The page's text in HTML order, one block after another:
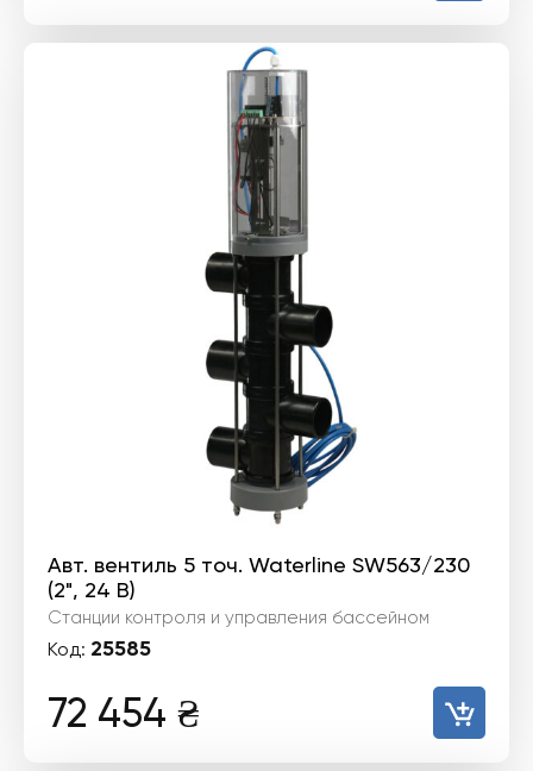
Авт. вентиль 5 точ. Waterline SW563/230
(2", 24 В)
Станции контроля и управления бассейном
Код: 25585
72 454 ₴